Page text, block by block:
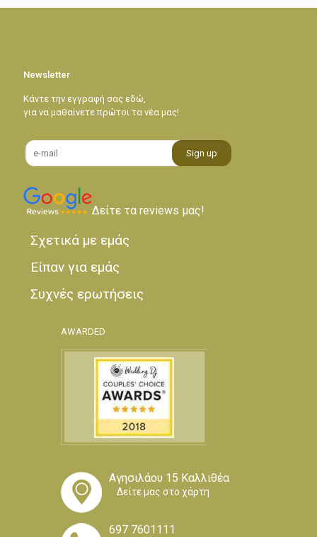
Newsletter
Κάντε την εγγραφή σας εδώ,
για να μαθαίνετε πρώτοι τα νέα μας!
Δείτε τα reviews μας!
Σχετικά με εμάς
Είπαν για εμάς
Συχνές ερωτήσεις
AWARDED
Αγησιλάου 15 Καλλιθέα
Δείτε μας στο χάρτη
697 7601111